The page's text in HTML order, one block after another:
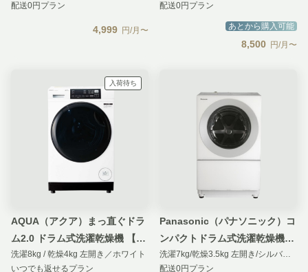
配送0円プラン
4,999 円/月〜
デル
配送0円プラン
あとから購入可能
8,500 円/月〜
入荷待ち
AQUA（アクア）まっ直ぐドラ
ム2.0 ドラム式洗濯乾燥機 【洗
濯8kg/乾燥4kg】ヒーター乾燥
洗濯8kg / 乾燥4kg 左開き／ホワイト
いつでも返せるプラン
Panasonic（パナソニック）コ
ンパクトドラム式洗濯乾燥機
Cuble【洗濯7kg/乾燥3.5kg】
洗濯7kg/乾燥3.5kg 左開き/シルバーグレー
配送0円プラン